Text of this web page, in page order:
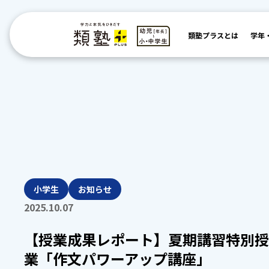
類塾プラスとは 学年
小学生 お知らせ
2025.10.07
【授業成果レポート】夏期講習特別授
業「作文パワーアップ講座」